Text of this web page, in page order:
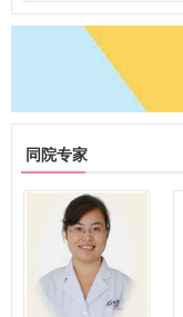
同院专家